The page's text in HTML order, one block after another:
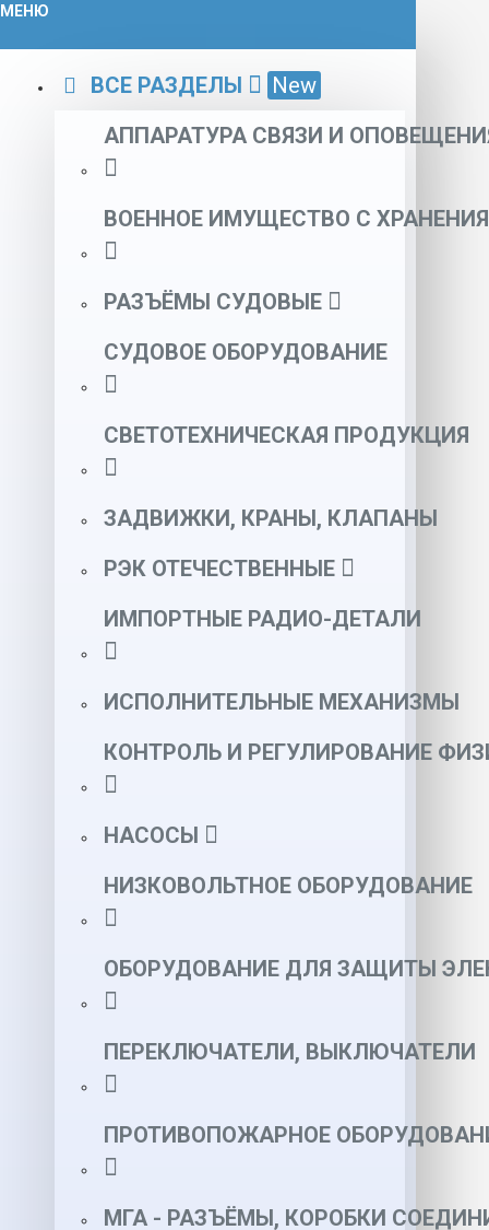
МЕНЮ
ВСЕ РАЗДЕЛЫ
New
АППАРАТУРА СВЯЗИ И
ВОЕННОЕ ИМУЩЕСТВО С ХРАНЕНИЯ
РАЗЪЁМЫ СУДОВЫЕ
СУДОВОЕ ОБОРУДОВАНИЕ
СВЕТОТЕХНИЧЕСКАЯ ПРОДУКЦИЯ
ЗАДВИЖКИ, КРАНЫ, КЛАПАНЫ
РЭК ОТЕЧЕСТВЕННЫЕ
ИМПОРТНЫЕ РАДИО-ДЕТАЛИ
ИСПОЛНИТЕЛЬНЫЕ МЕХАНИЗМЫ
КОНТРОЛЬ И РЕГУЛИРОВАНИЕ
НАСОСЫ
НИЗКОВОЛЬТНОЕ ОБОРУДОВАНИЕ
ОБОРУДОВАНИЕ ДЛЯ ЗАЩИТЫ
ПЕРЕКЛЮЧАТЕЛИ, ВЫКЛЮЧАТЕЛИ
ПРОТИВОПОЖАРНОЕ
МГА - РАЗЪЁМЫ, КОРОБКИ